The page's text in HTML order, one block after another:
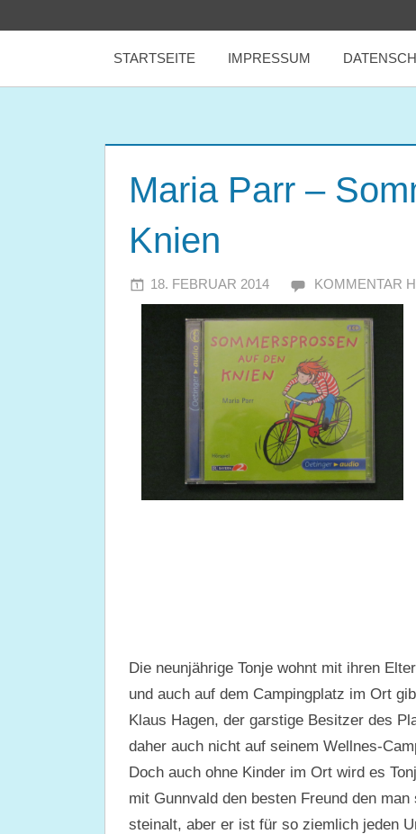
books
STARTSEITE IMPRESSUM
Maria Parr –
Knien
18. FEBRUAR 2014 JULIA
KOMMENTAR
Die neunjährige Tonje wohnt mit ihren
und auch auf dem Campingplatz im Ort
Klaus Hagen, der garstige Besitzer des
daher auch nicht auf seinem Wellnes-
Doch auch ohne Kinder im Ort wird es
mit Gunnvald den besten Freund den
steinalt, aber er ist für so ziemlich jeden